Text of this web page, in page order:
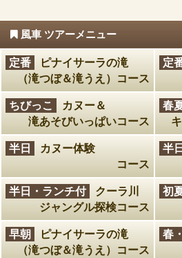
風車 ツアーメニュー
定番
ピナイサーラの滝
（滝つぼ＆滝うえ）コース
定
ちびっこ
カヌー＆
滝あそびいっぱいコース
春
半日
カヌー体験
コース
半日
半日・ランチ付
クーラ川
ジャングル探検コース
初
早朝
ピナイサーラの滝
（滝つぼ＆滝うえ）コース
春